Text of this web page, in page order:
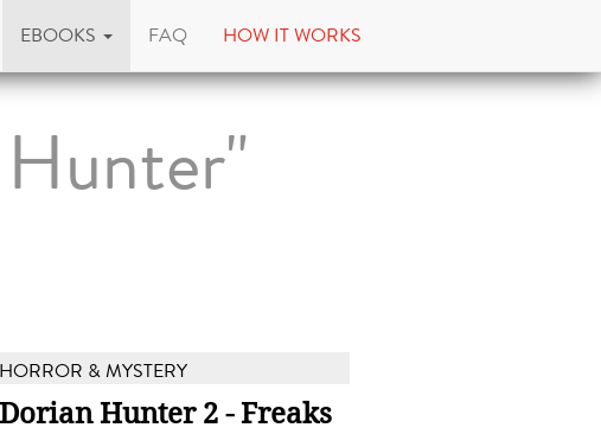
EBOOKS FAQ HOW IT WORKS
HORROR & MYSTERY
Dorian Hunter 2 - Freaks